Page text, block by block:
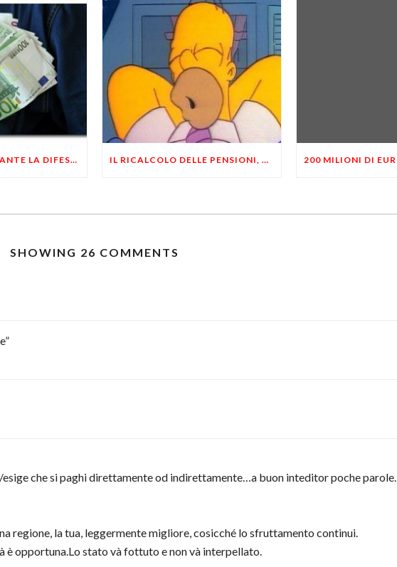
QUANTO E’ IRRITANTE LA DIFESA DEGLI STIPENDI PUBBLICI IL RICALCOLO DELLE PENSIONI, SARA’ IL SOLITO FUMO NEGLI OCCHI
SHOWING 26 COMMENTS
che si paghi direttamente od indirettamente…a buon inteditor poche parole.
regione, la tua, leggermente migliore, cosicché lo sfruttamento continui.
è opportuna.Lo stato và fottuto e non và interpellato.